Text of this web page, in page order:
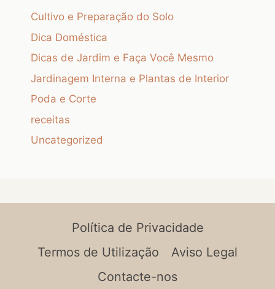
Cultivo e Preparação do Solo
Dica Doméstica
Dicas de Jardim e Faça Você Mesmo
Jardinagem Interna e Plantas de Interior
Poda e Corte
receitas
Uncategorized
Política de Privacidade
Termos de Utilização
Aviso Legal
Contacte-nos